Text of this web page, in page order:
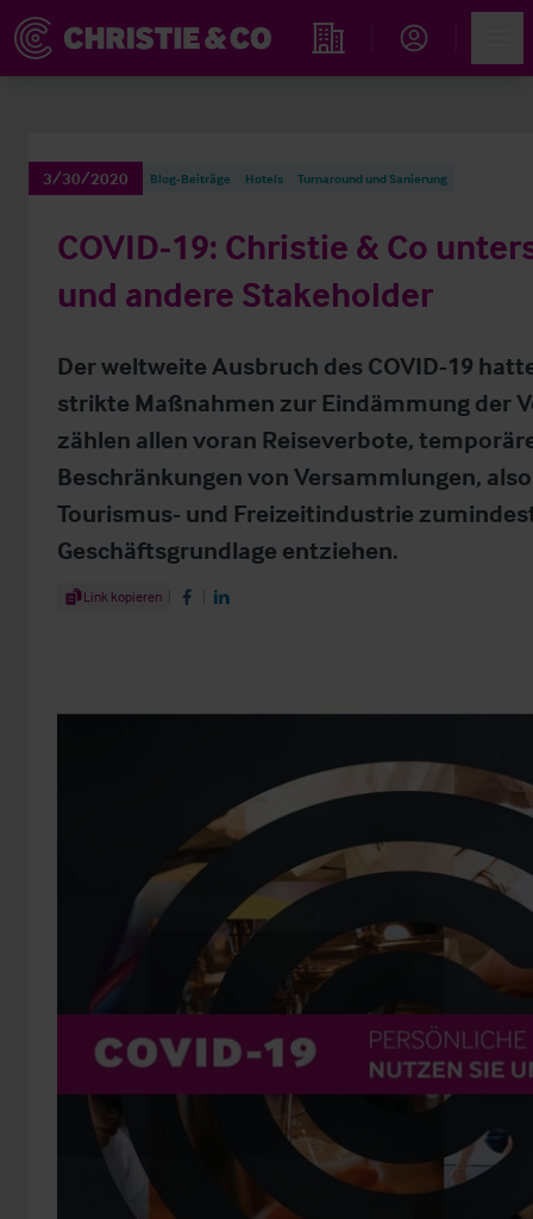
Immobiliensuche
3/30/2020 Blog-Beiträge Hotels Turnaround und Sanierung
COVID-19: Christie & Co
und andere Stakeholder
Der weltweite Ausbruch des COVID-19
strikte Maßnahmen zur Eindämmung der
zählen allen voran Reiseverbote,
Beschränkungen von Versammlungen,
Tourismus- und Freizeitindustrie
Geschäftsgrundlage entziehen.
Share Article
Link kopieren Share on Facebook
Share on LinkedIn